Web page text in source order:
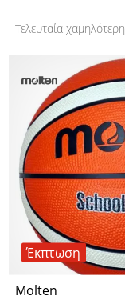
Τελευταία
Έκπτωση
Molten